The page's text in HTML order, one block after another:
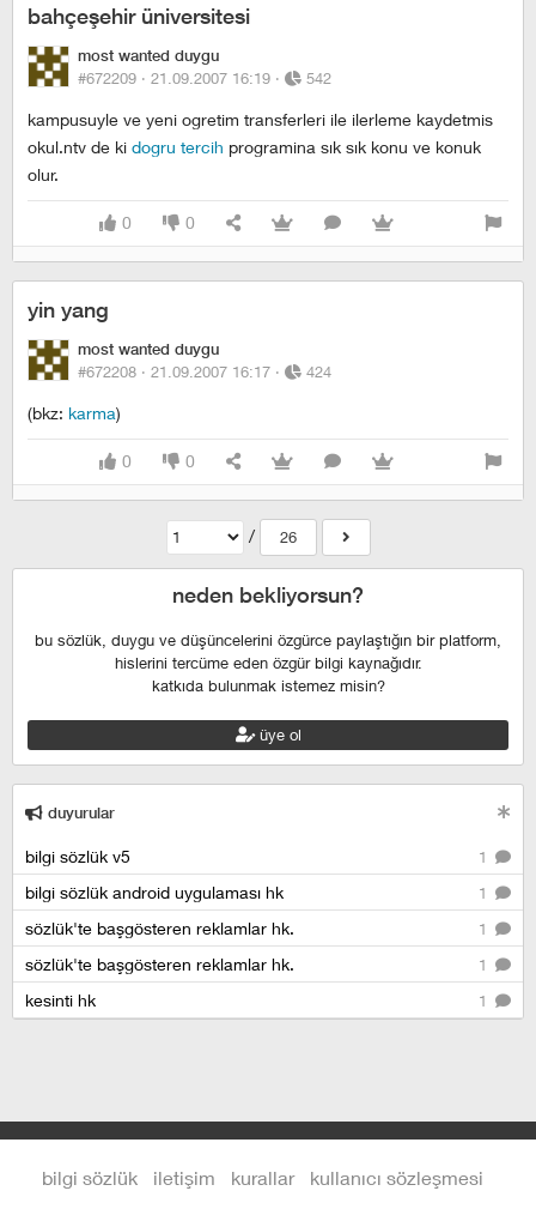
bahçeşehir üniversitesi
most wanted duygu
#672209 · 21.09.2007 16:19 · 542
kampusuyle ve yeni ogretim transferleri ile ilerleme kaydetmis
okul.ntv de ki dogru tercih programina sık sık konu ve konuk
olur.
0 0
yin yang
most wanted duygu
#672208 · 21.09.2007 16:17 · 424
(bkz: karma)
0 0
/ 26
neden bekliyorsun?
bu sözlük, duygu ve düşüncelerini özgürce paylaştığın bir platform,
hislerini tercüme eden özgür bilgi kaynağıdır.
katkıda bulunmak istemez misin?
üye ol
duyurular
1
bilgi sözlük v5
1
bilgi sözlük android uygulaması hk
1
sözlük'te başgösteren reklamlar hk.
1
sözlük'te başgösteren reklamlar hk.
1
kesinti hk
bilgi sözlük iletişim kurallar kullanıcı sözleşmesi